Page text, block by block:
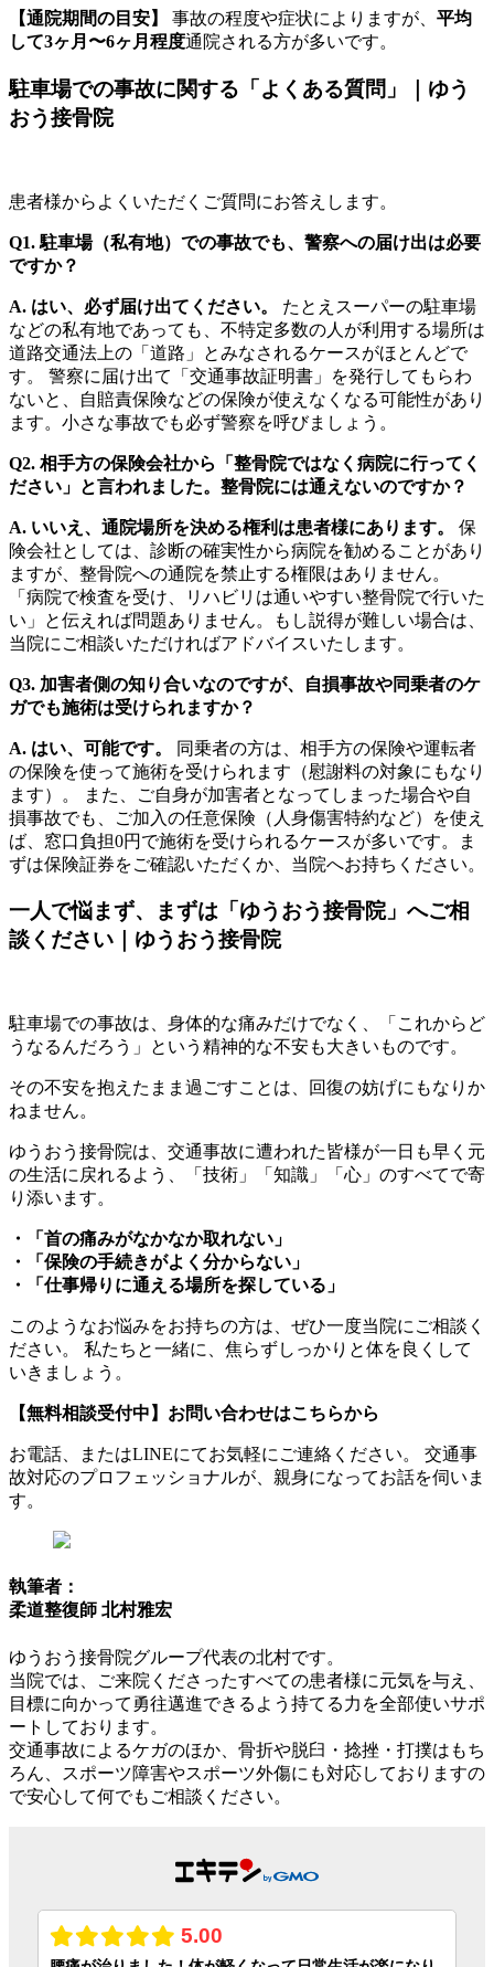
【通院期間の目安】 事故の程度や症状によりますが、 平均
して3ヶ月〜6ヶ月程度通院される方が多いです。
駐車場での事故に関する「よくある質問」｜ゆう
おう接骨院
患者様からよくいただくご質問にお答えします。
Q1. 駐車場（私有地）での事故でも、警察への届け出は必要
ですか？
A. はい、必ず届け出てください。
たとえスーパーの駐車場
などの私有地であっても、不特定多数の人が利用する場所は
道路交通法上の「道路」とみなされるケースがほとんどで
す。 警察に届け出て「交通事故証明書」を発行してもらわ
ないと、自賠責保険などの保険が使えなくなる可能性があり
ます。小さな事故でも必ず警察を呼びましょう。
Q2. 相手方の保険会社から「整骨院ではなく病院に行ってく
ださい」と言われました。整骨院には通えないのですか？
A. いいえ、通院場所を決める権利は患者様にあります。
保
険会社としては、診断の確実性から病院を勧めることがあり
ますが、整骨院への通院を禁止する権限はありません。
「病院で検査を受け、リハビリは通いやすい整骨院で行いた
い」と伝えれば問題ありません。もし説得が難しい場合は、
当院にご相談いただければアドバイスいたします。
Q3. 加害者側の知り合いなのですが、自損事故や同乗者のケ
ガでも施術は受けられますか？
A. はい、可能です。
同乗者の方は、相手方の保険や運転者
の保険を使って施術を受けられます（慰謝料の対象にもなり
ます）。 また、ご自身が加害者となってしまった場合や自
損事故でも、ご加入の任意保険（人身傷害特約など）を使え
ば、窓口負担0円で施術を受けられるケースが多いです。ま
ずは保険証券をご確認いただくか、当院へお持ちください。
一人で悩まず、まずは「ゆうおう接骨院」へご相
談ください｜ゆうおう接骨院
駐車場での事故は、身体的な痛みだけでなく、「これからど
うなるんだろう」という精神的な不安も大きいものです。
その不安を抱えたまま過ごすことは、回復の妨げにもなりか
ねません。
ゆうおう接骨院は、交通事故に遭われた皆様が一日も早く元
の生活に戻れるよう、「技術」「知識」「心」のすべてで寄
り添います。
・「首の痛みがなかなか取れない」
・「保険の手続きがよく分からない」
・「仕事帰りに通える場所を探している」
このようなお悩みをお持ちの方は、ぜひ一度当院にご相談く
ださい。 私たちと一緒に、焦らずしっかりと体を良くして
いきましょう。
【無料相談受付中】お問い合わせはこちらから
お電話、またはLINEにてお気軽にご連絡ください。 交通事
故対応のプロフェッショナルが、親身になってお話を伺いま
す。
執筆者：
柔道整復師 北村雅宏
ゆうおう接骨院グループ代表の北村です。
当院では、ご来院くださったすべての患者様に元気を与え、
目標に向かって勇往邁進できるよう持てる力を全部使いサポ
ートしております。
交通事故によるケガのほか、骨折や脱臼・捻挫・打撲はもち
ろん、スポーツ障害やスポーツ外傷にも対応しておりますの
で安心して何でもご相談ください。